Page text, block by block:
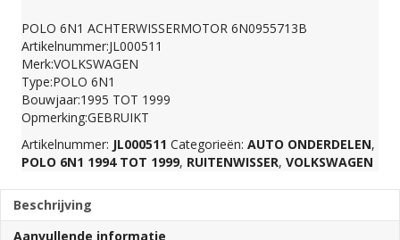
6N0955713B
aantal
POLO 6N1 ACHTERWISSERMOTOR 6N0955713B
Artikelnummer:JL000511
Merk:VOLKSWAGEN
Type:POLO 6N1
Bouwjaar:1995 TOT 1999
Opmerking:GEBRUIKT
Artikelnummer: JL000511 Categorieën: AUTO ONDERDELEN,
POLO 6N1 1994 TOT 1999, RUITENWISSER, VOLKSWAGEN
Beschrijving
Aanvullende informatie